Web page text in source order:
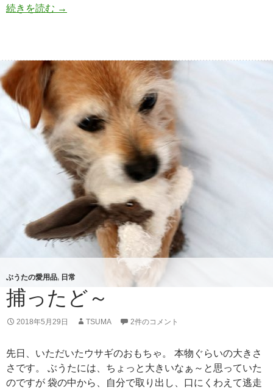
続きを読む カ
ド
ッ
グ
サ
ロ
ン
ブ
ル
リ
ー
→
ぶうたの愛用品, 日常
捕ったど～
2018年5月29日 TSUMA 2件のコメント
先日、いただいたウサギのおもちゃ。 本物ぐらいの大きさ
さです。 ぶうたには、ちょっと大きいなぁ～と思っていた
のですが 袋の中から、自分で取り出し、口にくわえて逃走